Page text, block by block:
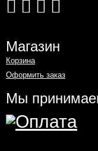
Магазин
Корзина
Оформить заказ
Мы